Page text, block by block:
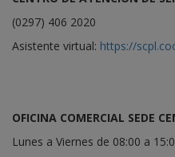
(0297) 406 2020
Asistente virtual: https://
OFICINA COMERCIAL SEDE
Lunes a Viernes de 08:00 a